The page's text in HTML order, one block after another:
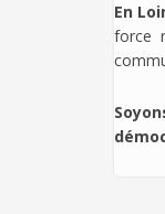
En
force